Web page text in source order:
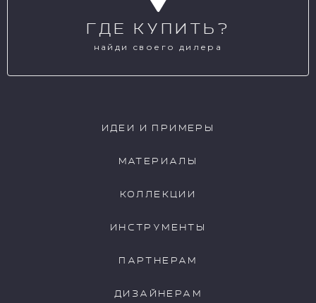
ГДЕ КУПИТЬ?
найди своего дилера
ИДЕИ И ПРИМЕРЫ
МАТЕРИАЛЫ
КОЛЛЕКЦИИ
ИНСТРУМЕНТЫ
ПАРТНЕРАМ
ДИЗАЙНЕРАМ